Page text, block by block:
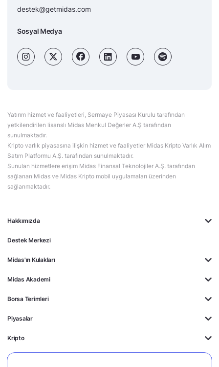
Hakkımızda
Destek Merkezi
Midas'ın Kulakları
Midas Akademi
Borsa Terimleri
Piyasalar
Kripto
Ayrıcalıklar
destek@getmidas.com
Sosyal Medya
Yatırım hizmet ve faaliyetleri, Sermaye Piyasası Kurulu tarafından
yetkilendirilen lisanslı Midas Menkul Değerler A.Ş tarafından
sunulmaktadır.
Kripto varlık piyasasına ilişkin hizmet ve faaliyetler Midas Kripto Varlık Alım
Satım Platformu A.Ş. tarafından sunulmaktadır.
Sunulan hizmetlere erişim Midas Finansal Teknolojiler A.Ş. tarafından
sağlanan Midas ve Midas Kripto mobil uygulamaları üzerinden
sağlanmaktadır.